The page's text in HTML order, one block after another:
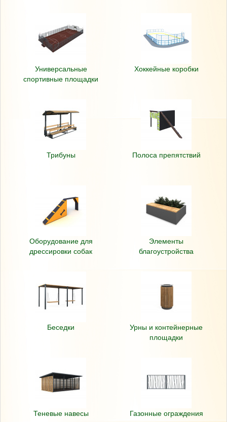
Универсальные
спортивные площадки
Хоккейные коробки
Трибуны Полоса препятствий
Оборудование для
дрессировки собак
Элементы
благоустройства
Беседки
Урны и контейнерные
площадки
Теневые навесы Газонные ограждения